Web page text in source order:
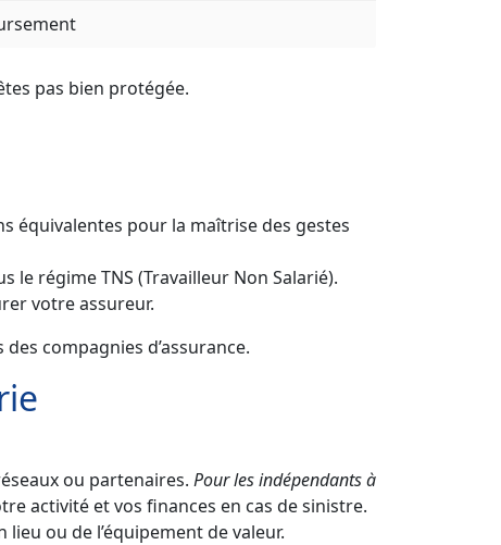
pas bien protégée.
équivalentes pour la maîtrise des gestes
le régime TNS (Travailleur Non Salarié).
votre assureur.
compagnies d’assurance.
ou partenaires. Pour les indépendants à
activité et vos finances en cas de sinistre.
ou de l’équipement de valeur.